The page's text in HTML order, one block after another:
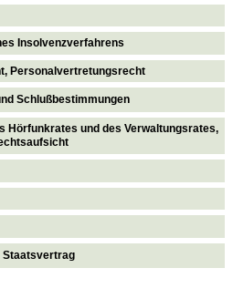
Insolvenzverfahrens
Personalvertretungsrecht
Schlußbestimmungen
Hörfunkrates und des Verwaltungsrates,
Staatsvertrag